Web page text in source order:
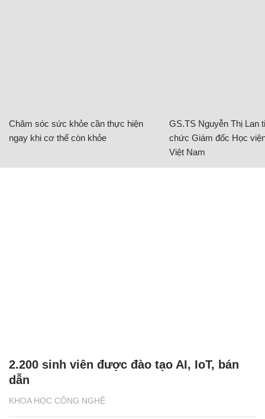
Chăm sóc sức khỏe cần thực hiện
ngay khi cơ thể còn khỏe
GS.TS Nguyễn Thị Lan
chức Giám đốc Học
Việt Nam
KHOA HỌC CÔNG NGHỆ
2.200 sinh viên được đào tạo AI, IoT, bán
dẫn